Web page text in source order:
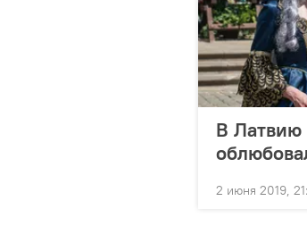
В Латвию
2 июня 2019,